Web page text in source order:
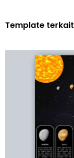
Template terkait